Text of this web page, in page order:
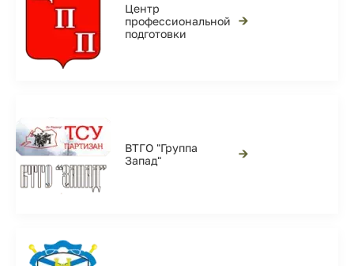
Центр
профессиональной
подготовки
→
ВТГО "Группа
Запад"
→